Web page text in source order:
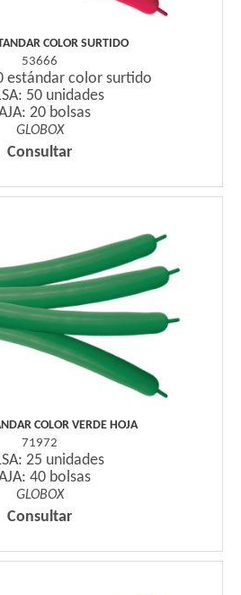
COLOR SURTIDO
53666
estándar color surtido
50 unidades
20 bolsas
GLOBOX
Consultar
COLOR VERDE HOJA
71972
25 unidades
40 bolsas
GLOBOX
Consultar